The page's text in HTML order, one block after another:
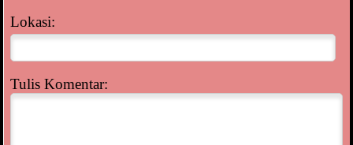
Lokasi:
Tulis Komentar: